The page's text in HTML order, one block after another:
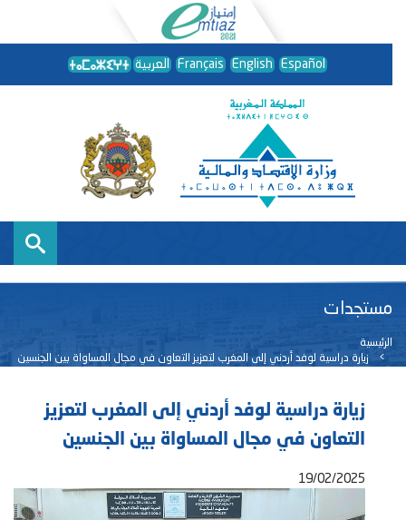
العربية Français English Español
مستجدات
الرئيسية
زيارة دراسية لوفد أردني إلى المغرب لتعزيز التعاون في مجال المساواة بين الجنسين
زيارة دراسية لوفد أردني إلى المغرب لتعزيز
التعاون في مجال المساواة بين الجنسين
19/02/2025